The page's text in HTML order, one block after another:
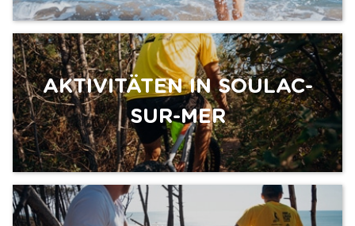
AKTIVITÄTEN IN SOULAC-
SUR-MER